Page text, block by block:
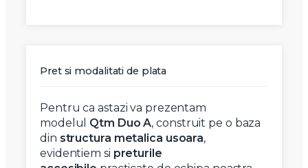
Pret si modalitati de plata
Pentru ca astazi va prezentam
modelul Qtm Duo A, construit pe o baza
din structura metalica usoara,
evidentiem si preturile